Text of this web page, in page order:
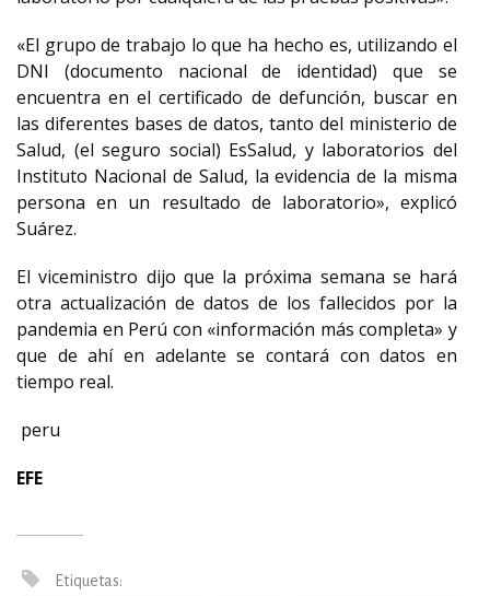
«El grupo de trabajo lo que ha hecho es, utilizando el
DNI (documento nacional de identidad) que se
encuentra en el certificado de defunción, buscar en
las diferentes bases de datos, tanto del ministerio de
Salud, (el seguro social) EsSalud, y laboratorios del
Instituto Nacional de Salud, la evidencia de la misma
persona en un resultado de laboratorio», explicó
Suárez.
El viceministro dijo que la próxima semana se hará
otra actualización de datos de los fallecidos por la
pandemia en Perú con «información más completa» y
que de ahí en adelante se contará con datos en
tiempo real.
peru
EFE
Etiquetas: